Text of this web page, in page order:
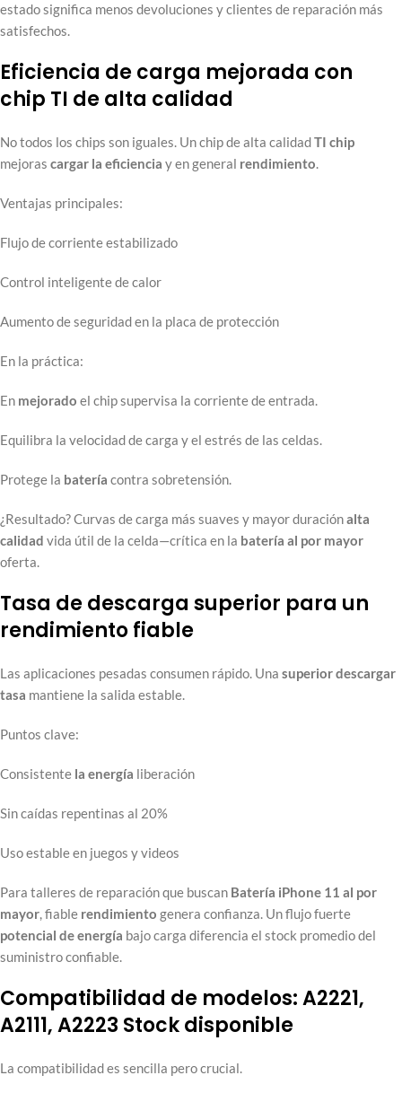
estado significa menos devoluciones y clientes de reparación más
satisfechos.
Eficiencia de carga mejorada con
chip TI de alta calidad
No todos los chips son iguales. Un chip de alta calidadTI chip
mejoras cargar la eficiencia y en general rendimiento.
Ventajas principales:
Flujo de corriente estabilizado
Control inteligente de calor
Aumento de seguridad en la placa de protección
En la práctica:
En mejorado el chip supervisa la corriente de entrada.
Equilibra la velocidad de carga y el estrés de las celdas.
Protege la batería contra sobretensión.
¿Resultado? Curvas de carga más suaves y mayor duraciónalta
calidad vida útil de la celda—crítica en la batería al por mayor
oferta.
Tasa de descarga superior para un
rendimiento fiable
Las aplicaciones pesadas consumen rápido. Una superiordescargar
tasa mantiene la salida estable.
Puntos clave:
Consistente la energía liberación
Sin caídas repentinas al 20%
Uso estable en juegos y videos
Para talleres de reparación que buscan Batería iPhone 11 al por
mayor, fiable rendimiento genera confianza. Un flujo fuerte
potencial de energía bajo carga diferencia el stock promedio del
suministro confiable.
Compatibilidad de modelos: A2221,
A2111, A2223 Stock disponible
La compatibilidad es sencilla pero crucial.